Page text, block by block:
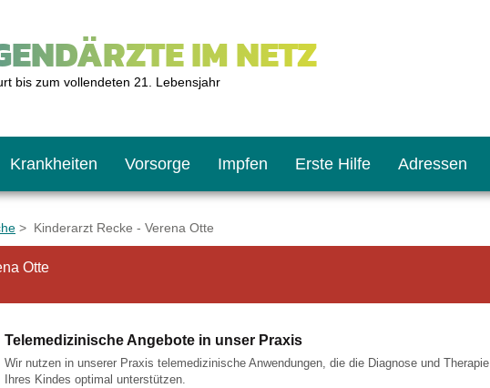
IM NETZ
bis zum vollendeten 21. Lebensjahr
erste Jahr
Krankheiten Vorsorge
U1 bis U6
U10 bis U11
Impfen
muss man beachten?
Erste Hilfe Adressen
Rechner
> Kinderarzt Recke - Verena Otte
Otte
Telemedizinische Angebote in unser Praxis
Wir nutzen in unserer Praxis telemedizinische Anwendungen, die die Diagnose und Therapie
Ihres Kindes optimal unterstützen.